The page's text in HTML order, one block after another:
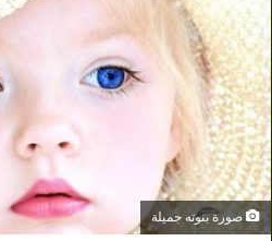
صورة بنوته جميلة